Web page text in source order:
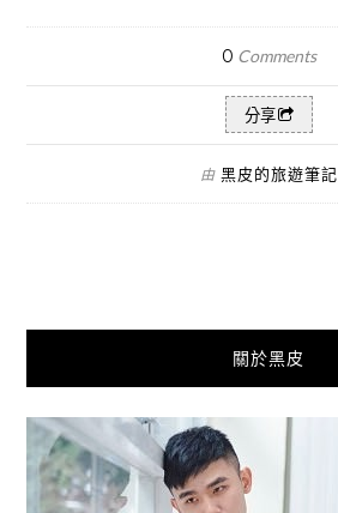
0 Comments
分享
由 黑皮的旅遊筆記
關於黑皮